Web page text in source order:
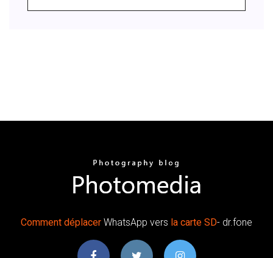
Comment déplacer WhatsApp vers la carte SD- dr.fone